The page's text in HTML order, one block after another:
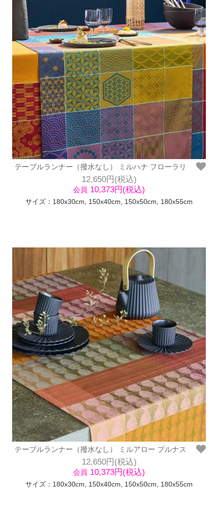
テーブルランナー（撥水なし） ミルハナ フローラリ
12,650円(税込)
会員 10,373円(税込)
サイズ：180x30cm, 150x40cm, 150x50cm, 180x55cm
テーブルランナー（撥水なし） ミルアロー プルナス
12,650円(税込)
会員 10,373円(税込)
サイズ：180x30cm, 150x40cm, 150x50cm, 180x55cm